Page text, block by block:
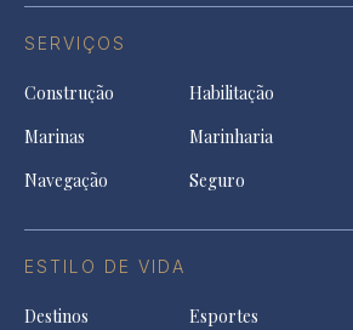
SERVIÇOS
Construção Habilitação
Marinas
Marinharia
Navegação
Seguro
ESTILO DE VIDA
Destinos Esportes